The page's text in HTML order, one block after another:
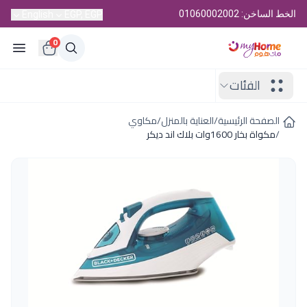
الخط الساخن: 01060002002
0
الفئات
الصفحة الرئيسية/العناية بالمنزل/مكاوي
/مكواة بخار 1600وات بلاك اند ديكر